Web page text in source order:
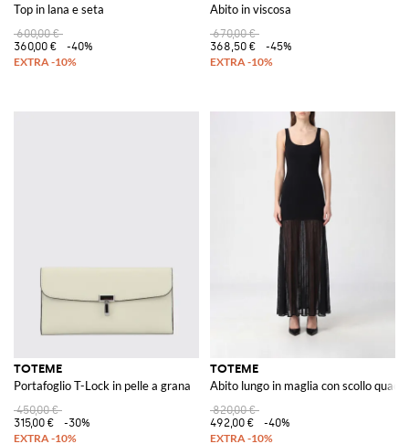
Top in lana e seta
600,00 €
360,00 €
-40%
Abito in viscosa
670,00 €
368,50 €
-45%
TOTEME
Portafoglio T-Lock in pelle a grana
450,00 €
315,00 €
-30%
TOTEME
Abito lungo in maglia con scollo
820,00 €
492,00 €
-40%